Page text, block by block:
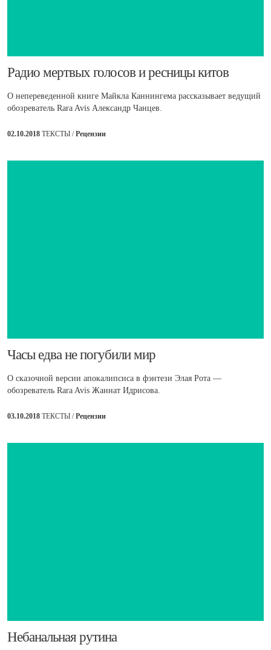
​Радио мертвых голосов и ресницы китов
О непереведенной книге Майкла Каннингема рассказывает ведущий
обозреватель Rara Avis Александр Чанцев.
02.10.2018 ТЕКСТЫ /Рецензии
​Часы едва не погубили мир
О сказочной версии апокалипсиса в фэнтези Элая Рота —
обозреватель Rara Avis Жаннат Идрисова.
03.10.2018 ТЕКСТЫ /Рецензии
​Небанальная рутина